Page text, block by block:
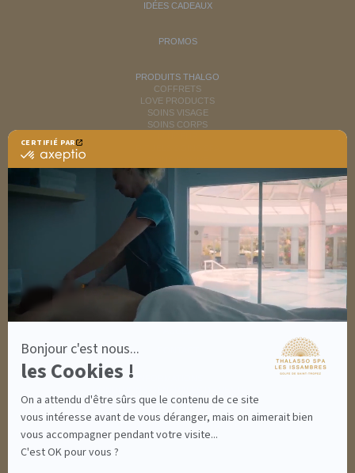
CERTIFIÉ PAR
certifié
Axeptio
En
Axeptio
Bonjour c'est nous...
les Cookies !
On a attendu d'être sûrs que le contenu de ce site
vous intéresse avant de vous déranger, mais on aimerait bien
vous accompagner pendant votre visite...
C'est OK pour vous ?
IDÉES CADEAUX
PROMOS
PRODUITS THALGO
COFFRETS
LOVE PRODUCTS
SOINS VISAGE
SOINS CORPS
SOLAIRES
NUTRITION / INFUSIONS
OUTLET
DÉCOUVRIR EN IMAGES
NEWSLETTERS
8 BONNES RAISONS DE VENIR
MON COMPTE
MON PANIER
MENTIONS LÉGALES
CONDITIONS GÉNÉRALES - BONS CADEAUX
POLITIQUE DE CONFIDENTIALITÉ